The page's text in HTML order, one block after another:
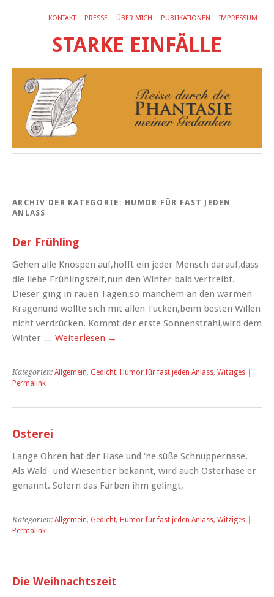
KONTAKT PRESSE ÜBER MICH PUBLIKATIONEN IMPRESSUM
STARKE EINFÄLLE
ARCHIV DER KATEGORIE: HUMOR FÜR FAST JEDEN
ANLASS
Der Frühling
Gehen alle Knospen auf,hofft ein jeder Mensch darauf,dass
die liebe Frühlingszeit,nun den Winter bald vertreibt.
Dieser ging in rauen Tagen,so manchem an den warmen
Kragenund wollte sich mit allen Tücken,beim besten Willen
nicht verdrücken. Kommt der erste Sonnenstrahl,wird dem
Winter … Weiterlesen →
Kategorien: Allgemein, Gedicht, Humor für fast jeden Anlass, Witziges
Permalink
Osterei
Lange Ohren hat der Hase und ‘ne süße Schnuppernase.
Als Wald- und Wiesentier bekannt, wird auch Osterhase er
genannt. Sofern das Färben ihm gelingt,
Kategorien: Allgemein, Gedicht, Humor für fast jeden Anlass, Witziges
Permalink
Die Weihnachtszeit